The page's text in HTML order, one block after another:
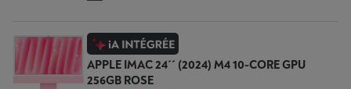
APPLE IMAC 24´´ (2024) M4 10-CORE GPU
256GB ROSE